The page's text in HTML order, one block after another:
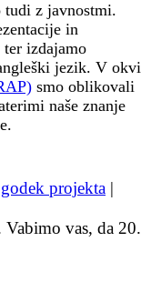
tudi z javnostmi.
in
izdajamo
jezik. V
smo oblikovali
naše znanje
projekta |
vas, da